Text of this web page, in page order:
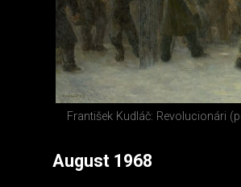
František Kudláč: Revolucionári
August 1968